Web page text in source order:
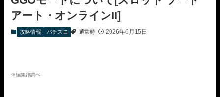
アート・オンラインII]
攻略情報 パチスロ 通常時 2026年6月15日
※編集部調べ